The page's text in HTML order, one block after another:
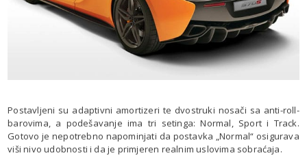
Postavljeni su adaptivni amortizeri te dvostruki nosači sa anti-roll-
barovima, a podešavanje ima tri setinga: Normal, Sport i Track.
Gotovo je nepotrebno napominjati da postavka „Normal“ osigurava
viši nivo udobnosti i da je primjeren realnim uslovima sobraćaja.